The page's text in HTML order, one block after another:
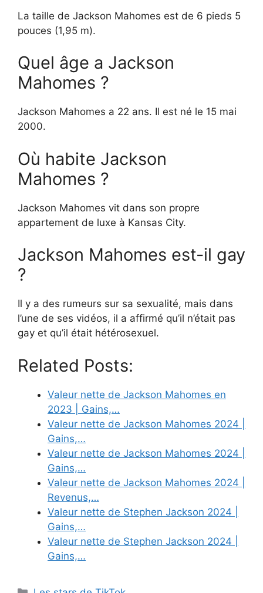
La taille de Jackson Mahomes est de 6 pieds 5
pouces (1,95 m).
Quel âge a Jackson
Mahomes ?
Jackson Mahomes a 22 ans. Il est né le 15 mai
2000.
Où habite Jackson
Mahomes ?
Jackson Mahomes vit dans son propre
appartement de luxe à Kansas City.
Jackson Mahomes est-il gay
?
Il y a des rumeurs sur sa sexualité, mais dans
l’une de ses vidéos, il a affirmé qu’il n’était pas
gay et qu’il était hétérosexuel.
Related Posts:
Valeur nette de Jackson Mahomes en
2023 | Gains,…
Valeur nette de Jackson Mahomes 2024 |
Gains,…
Valeur nette de Jackson Mahomes 2024 |
Gains,…
Valeur nette de Jackson Mahomes 2024 |
Revenus,…
Valeur nette de Stephen Jackson 2024 |
Gains,…
Valeur nette de Stephen Jackson 2024 |
Gains,…
Categories